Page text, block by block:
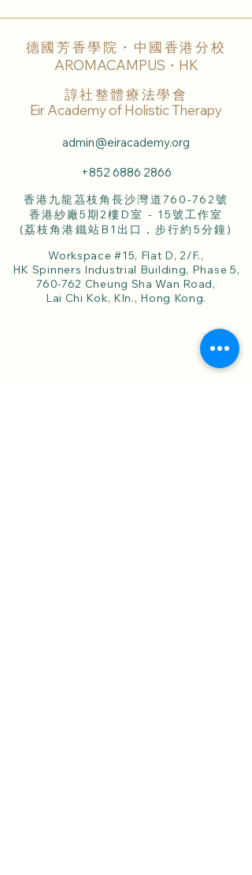
德國芳香學院・中國香港分校
AROMACAMPUS・HK
諄社整體療法學會
Eir Academy of Holistic Therapy
admin@eiracademy.org
+852 6886 2866
香港九龍茘枝角長沙灣道760-762號
香港紗廠5期2樓D室 - 15號工作室
(荔枝角港鐵站B1出口，步行約5分鐘)
Workspace #15, Flat D, 2/F.,
HK Spinners Industrial Building, Phase 5,
760-762 Cheung Sha Wan Road,
Lai Chi Kok, Kln., Hong Kong.